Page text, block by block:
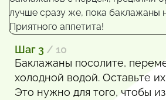
Шаг 3 / 10
Баклажаны посолите,
холодной водой. Оставьте
Это нужно для того, чтобы